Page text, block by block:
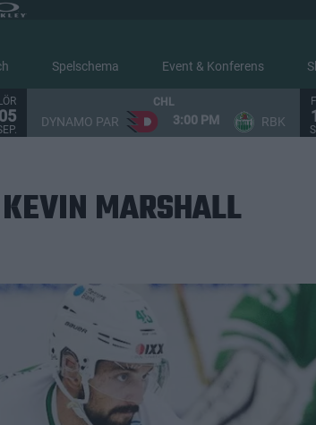
Spelschema Event & Konferens
05
CHL
DYNAMO PAR 3:00 PM RBK
MARSHALL